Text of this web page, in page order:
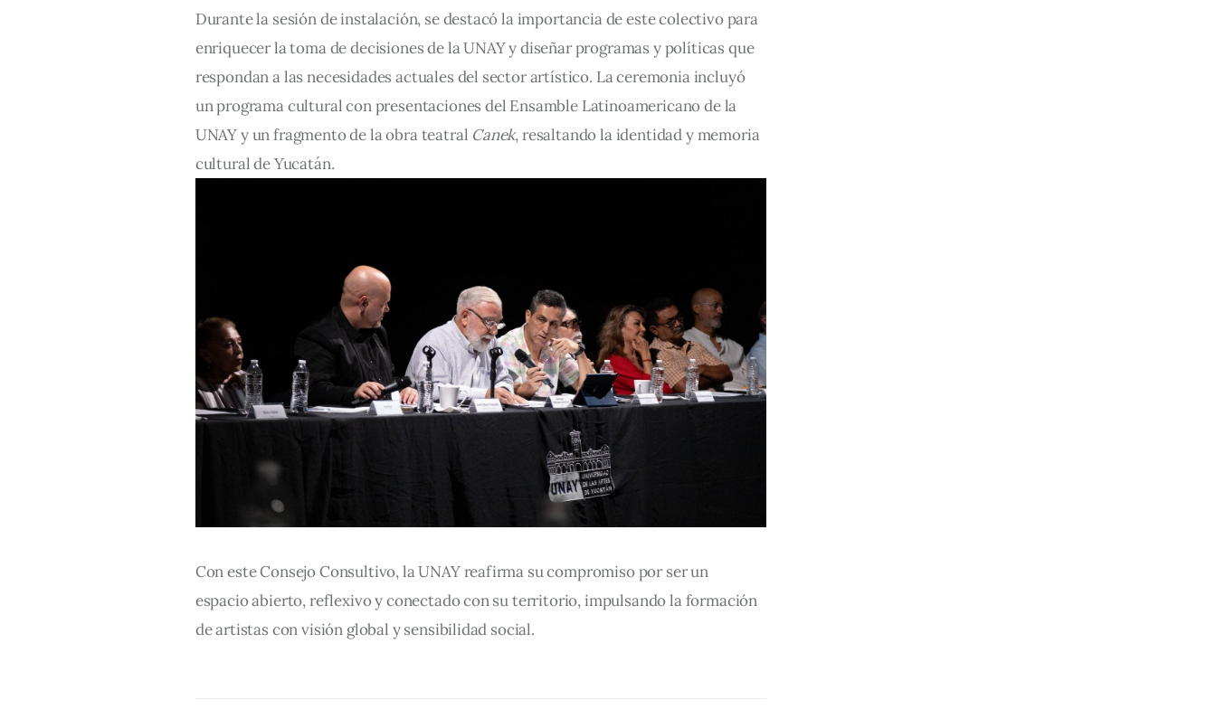
Durante la sesión de instalación, se destacó la importancia de este colectivo para
enriquecer la toma de decisiones de la UNAY y diseñar programas y políticas que
respondan a las necesidades actuales del sector artístico. La ceremonia incluyó
un programa cultural con presentaciones del Ensamble Latinoamericano de la
UNAY y un fragmento de la obra teatral Canek, resaltando la identidad y memoria
cultural de Yucatán.
Con este Consejo Consultivo, la UNAY reafirma su compromiso por ser un
espacio abierto, reflexivo y conectado con su territorio, impulsando la formación
de artistas con visión global y sensibilidad social.